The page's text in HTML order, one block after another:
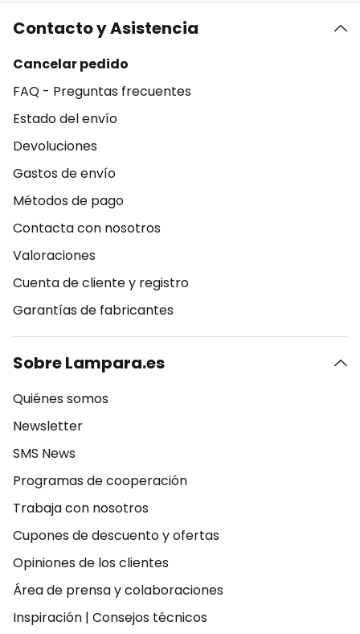
Contacto y Asistencia
Cancelar pedido
FAQ - Preguntas frecuentes
Estado del envío
Devoluciones
Gastos de envío
Métodos de pago
Contacta con nosotros
Valoraciones
Cuenta de cliente y registro
Garantías de fabricantes
Sobre Lampara.es
Quiénes somos
Newsletter
SMS News
Programas de cooperación
Trabaja con nosotros
Cupones de descuento y ofertas
Opiniones de los clientes
Área de prensa y colaboraciones
Inspiración | Consejos técnicos